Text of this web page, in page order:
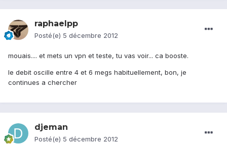
raphaelpp
Posté(e) 5 décembre 2012
mouais.... et mets un vpn et teste, tu vas voir... ca booste.
le debit oscille entre 4 et 6 megs habituellement, bon, je
continues a chercher
djeman
Posté(e) 5 décembre 2012